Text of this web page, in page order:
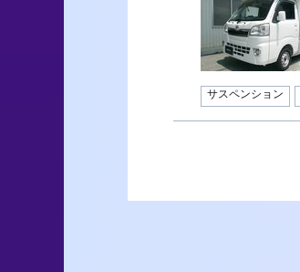
サスペンション